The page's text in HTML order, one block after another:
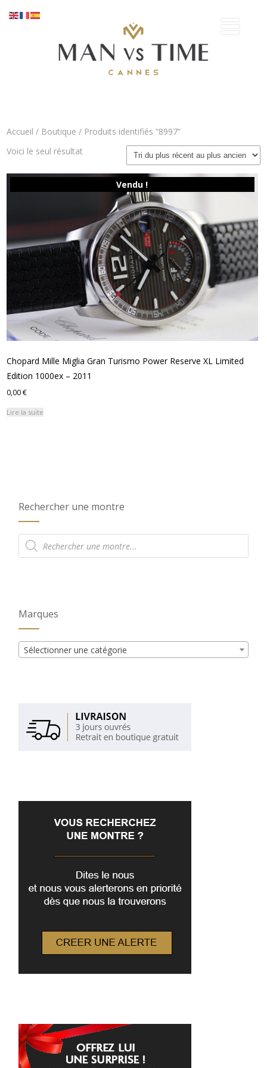
Accueil / Boutique / Produits identifiés “8997”
Voici le seul résultat
Vendu !
Chopard Mille Miglia Gran Turismo Power Reserve XL Limited
Edition 1000ex – 2011
0,00€
Lire la suite
Rechercher une montre
Recherche
de
produits
Marques
Sélectionner une catégorie